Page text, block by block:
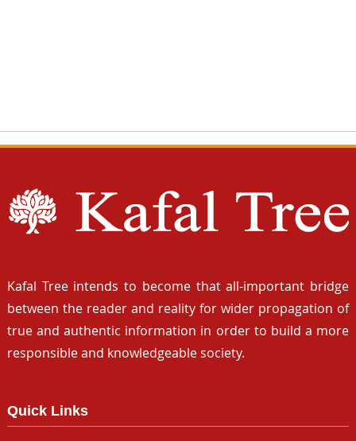
Kafal Tree intends to become that all-important bridge
between the reader and reality for wider propagation of
true and authentic information in order to build a more
responsible and knowledgeable society.
Quick Links